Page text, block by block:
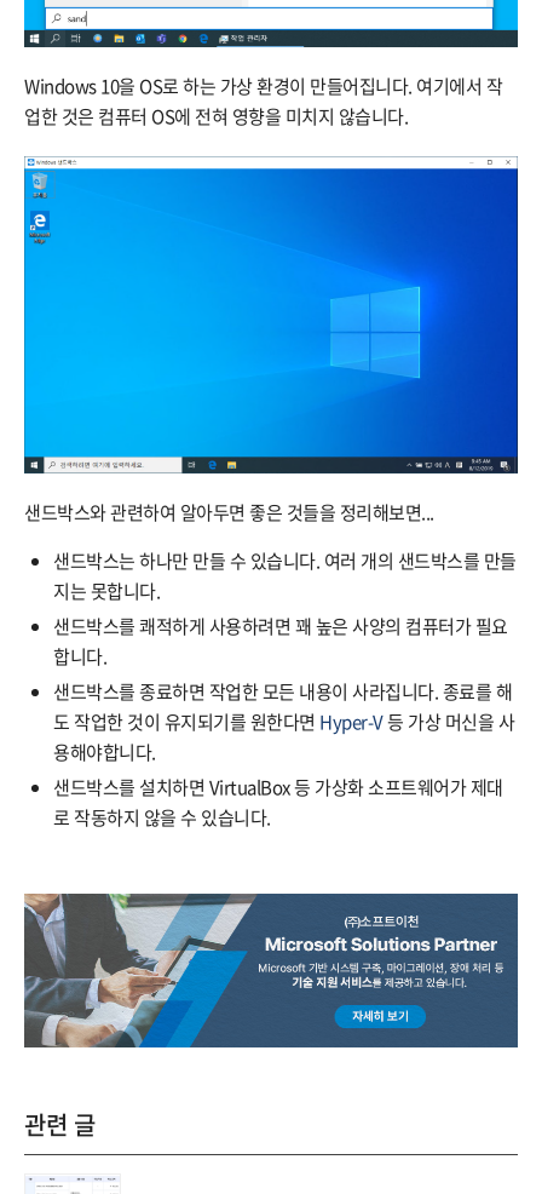
Windows 10을 OS로 하는 가상 환경이 만들어집니다. 여기에서 작
업한 것은 컴퓨터 OS에 전혀 영향을 미치지 않습니다.
샌드박스와 관련하여 알아두면 좋은 것들을 정리해보면...
샌드박스는 하나만 만들 수 있습니다. 여러 개의 샌드박스를 만들
지는 못합니다.
샌드박스를 쾌적하게 사용하려면 꽤 높은 사양의 컴퓨터가 필요
합니다.
샌드박스를 종료하면 작업한 모든 내용이 사라집니다. 종료를 해
도 작업한 것이 유지되기를 원한다면 Hyper-V등 가상 머신을 사
용해야합니다.
샌드박스를 설치하면 VirtualBox 등 가상화 소프트웨어가 제대
로 작동하지 않을 수 있습니다.
관련 글